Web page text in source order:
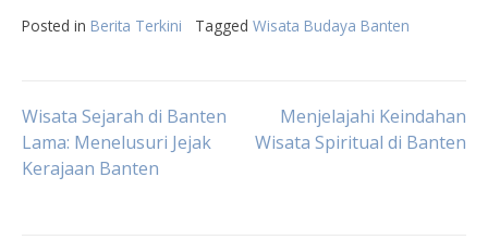
Posted in Berita Terkini Tagged Wisata Budaya Banten
Post
navigation
Wisata Sejarah di Banten
Lama: Menelusuri Jejak
Kerajaan Banten
Menjelajahi Keindahan
Wisata Spiritual di Banten